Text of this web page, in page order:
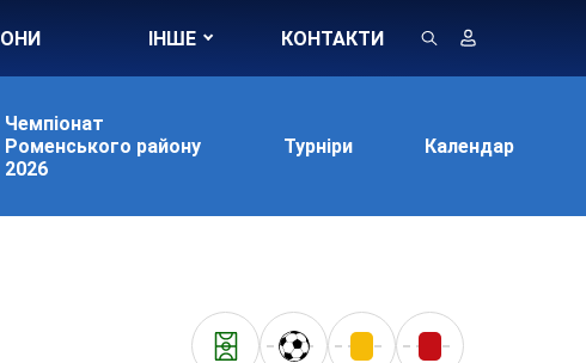
ІНШЕ КОНТАКТИ
Чемпіонат
Роменського району
2026
Турніри Календар